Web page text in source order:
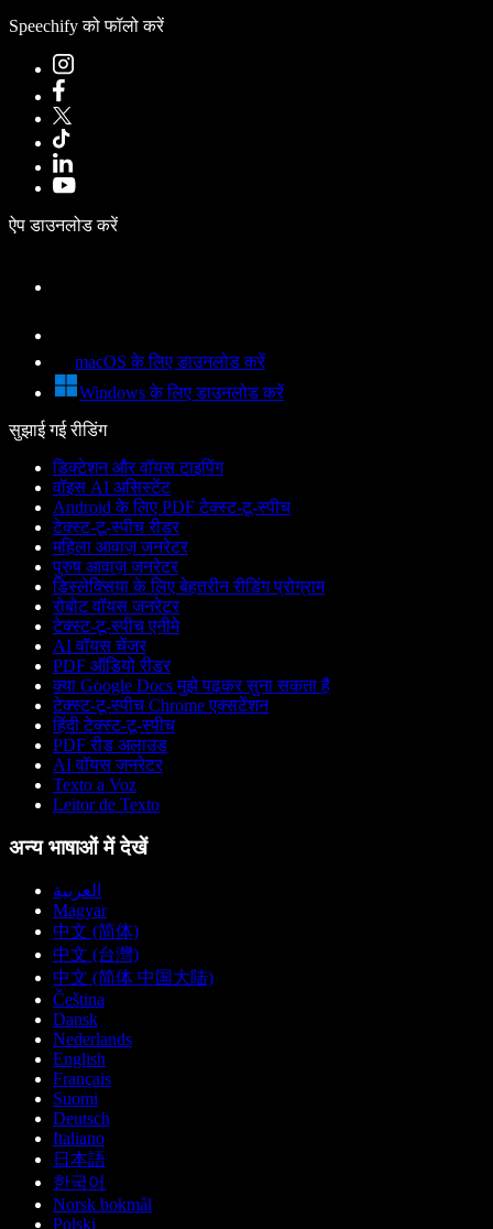
Speechify को फॉलो करें
ऐप डाउनलोड करें
macOS के लिए डाउनलोड करें
Windows के लिए डाउनलोड करें
सुझाई गई रीडिंग
डिक्टेशन और वॉयस टाइपिंग
वॉइस AI असिस्टेंट
Android के लिए PDF टेक्स्ट-टू-स्पीच
टेक्स्ट-टू-स्पीच रीडर
महिला आवाज़ जनरेटर
पुरुष आवाज़ जनरेटर
डिस्लेक्सिया के लिए बेहतरीन रीडिंग प्रोग्राम
रोबोट वॉयस जनरेटर
टेक्स्ट-टू-स्पीच एनीमे
AI वॉयस चेंजर
PDF ऑडियो रीडर
क्या Google Docs मुझे पढ़कर सुना सकता है
टेक्स्ट-टू-स्पीच Chrome एक्सटेंशन
हिंदी टेक्स्ट-टू-स्पीच
PDF रीड अलाउड
AI वॉयस जनरेटर
Texto a Voz
Leitor de Texto
अन्य भाषाओं में देखें
العربية
Magyar
中文 (简体)
中文 (台灣)
中文 (简体 中国大陆)
Čeština
Dansk
Nederlands
English
Français
Suomi
Deutsch
Italiano
日本語
한국어
Norsk bokmål
Polski